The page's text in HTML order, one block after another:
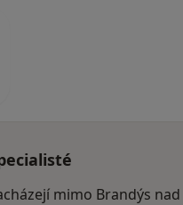
mimo Brandýs